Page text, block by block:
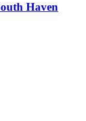
Haven